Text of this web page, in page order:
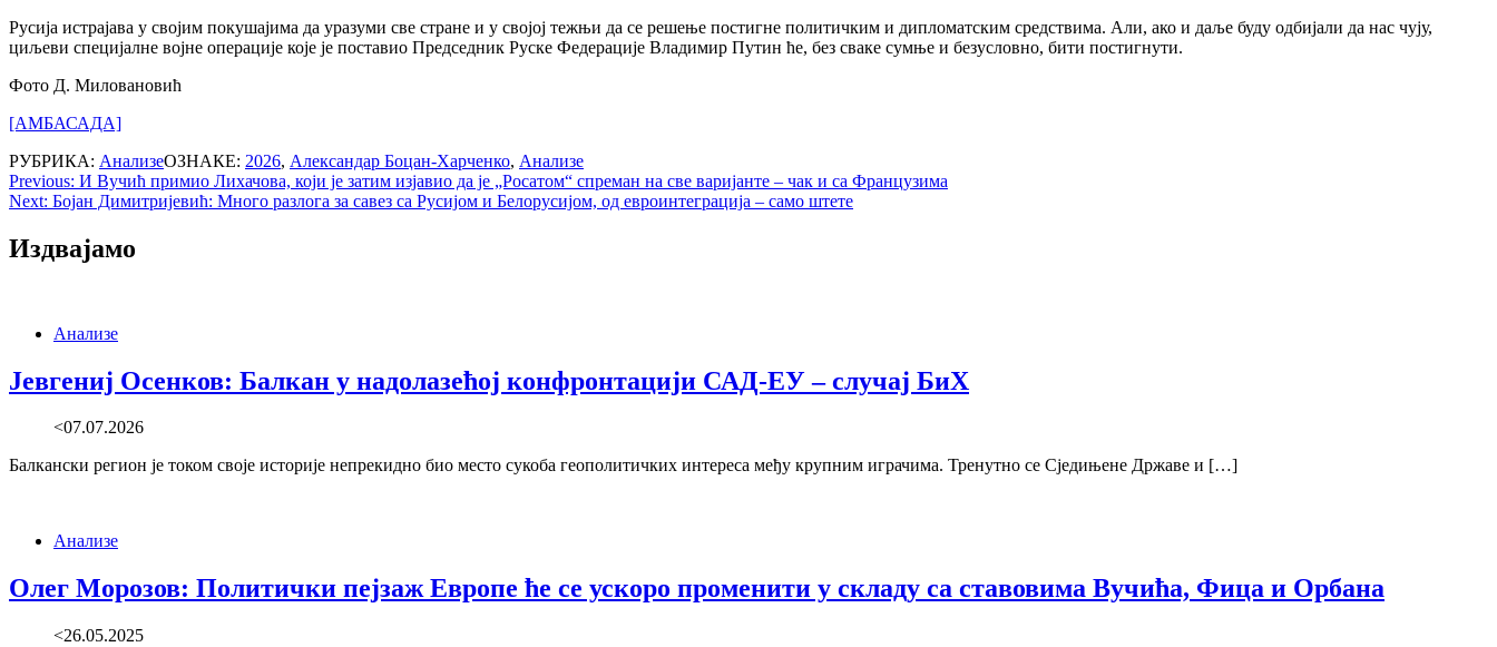
Русија истрајава у својим покушајима да уразуми све стране и у својој тежњи да се решење постигне политичким и дипломатским средствима. Али, ако и даље буду одбијали да нас чују,
циљеви специјалне војне операције које је поставио Председник Руске Федерације Владимир Путин ће, без сваке сумње и безусловно, бити постигнути.
Фото Д. Миловановић
[АМБАСАДА]
РУБРИКА: АнализеОЗНАКЕ: 2026, Александар Боцан-Харченко, Анализе
Post
navigation
Previous: И Вучић примио Лихачова, који је затим изјавио да је „Росатом“ спреман на све варијанте – чак и са Французима
Next: Бојан Димитријевић: Много разлога за савез са Русијом и Белорусијом, од евроинтеграција – само штете
Издвајамо
Анализе
Јевгениј Осенков: Балкан у надолазећој конфронтацији САД-ЕУ – случај БиХ
<07.07.2026
Балкански регион је током своје историје непрекидно био место сукоба геополитичких интереса међу крупним играчима. Тренутно се Сједињене Државе и […]
Анализе
Олег Морозов: Политички пејзаж Европе ће се ускоро променити у складу са ставовима Вучића, Фица и Орбана
<26.05.2025